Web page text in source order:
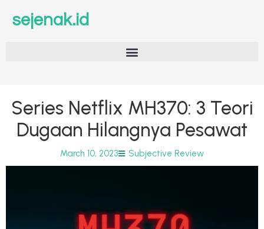
sejenak.id
Series Netflix MH370: 3 Teori
Dugaan Hilangnya Pesawat
March 10, 2023 Subjective Review